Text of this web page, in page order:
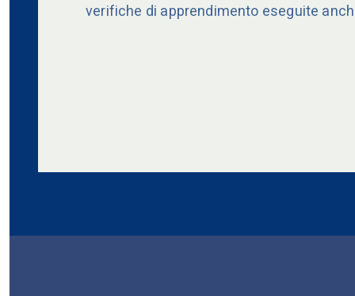
verifiche di apprendimento eseguite